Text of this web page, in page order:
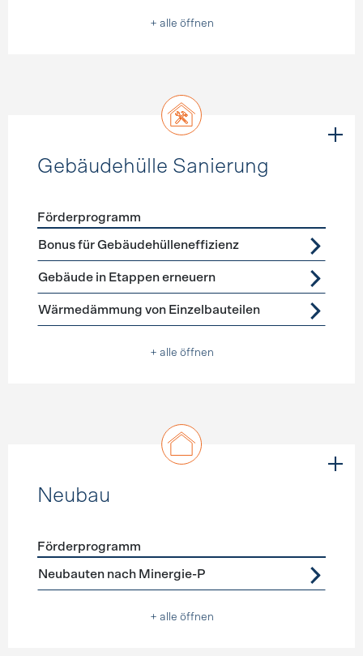
+ alle öffnen
Gebäudehülle Sanierung
Förderprogramme Gebäudehülle Sanierung
Förderprogramm
Bonus für Gebäudehülleneffizienz
Gebäude in Etappen erneuern
Wärmedämmung von Einzelbauteilen
+ alle öffnen
Neubau
Förderprogramme Neubau
Förderprogramm
Neubauten nach Minergie-P
+ alle öffnen